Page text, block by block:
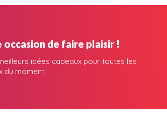
occasion de faire plaisir !
idées cadeaux pour toutes les
du moment.